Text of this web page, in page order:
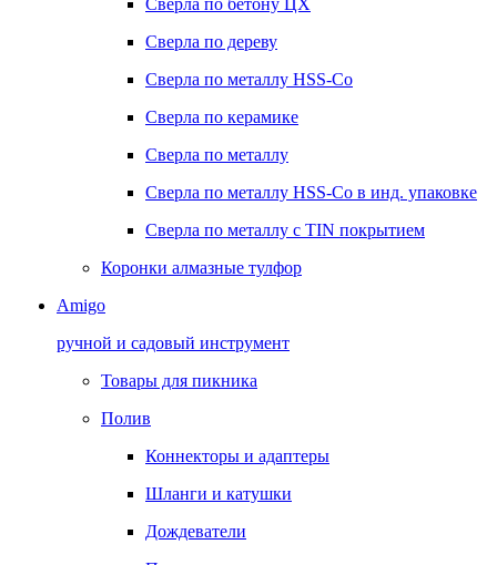
Сверла по бетону ЦХ
Сверла по дереву
Сверла по металлу HSS-Co
Сверла по керамике
Сверла по металлу
Сверла по металлу HSS-Co в инд. упаковке
Сверла по металлу с TIN покрытием
Коронки алмазные тулфор
Amigo
ручной и садовый инструмент
Товары для пикника
Полив
Коннекторы и адаптеры
Шланги и катушки
Дождеватели